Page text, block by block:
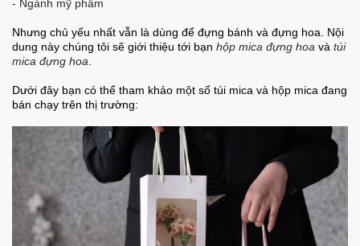
- Ngành mỹ phẩm
Nhưng chủ yếu nhất vẫn là dùng để đựng bánh và đựng hoa. Nội
dung này chúng tôi sẽ giới thiệu tới bạn hộp mica đựng hoa và túi
mica đựng hoa
Dưới đây bạn có thể tham khảo một số túi mica và hộp mica đang
bán chạy trên thị trường: